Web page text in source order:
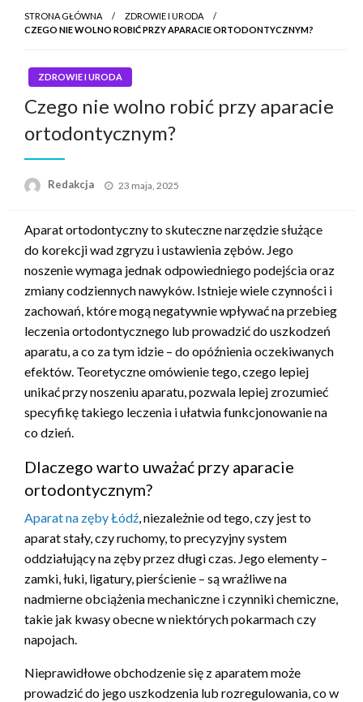
STRONA GŁÓWNA
ZDROWIE I URODA
CZEGO NIE WOLNO ROBIĆ PRZY APARACIE ORTODONTYCZNYM?
ZDROWIE I URODA
Czego nie wolno robić przy aparacie
ortodontycznym?
Redakcja Napisano
23 maja, 2025
Aparat ortodontyczny to skuteczne narzędzie służące
do korekcji wad zgryzu i ustawienia zębów. Jego
noszenie wymaga jednak odpowiedniego podejścia oraz
zmiany codziennych nawyków. Istnieje wiele czynności i
zachowań, które mogą negatywnie wpływać na przebieg
leczenia ortodontycznego lub prowadzić do uszkodzeń
aparatu, a co za tym idzie – do opóźnienia oczekiwanych
efektów. Teoretyczne omówienie tego, czego lepiej
unikać przy noszeniu aparatu, pozwala lepiej zrozumieć
specyfikę takiego leczenia i ułatwia funkcjonowanie na
co dzień.
Dlaczego warto uważać przy aparacie
ortodontycznym?
Aparat na zęby Łódź, niezależnie od tego, czy jest to
aparat stały, czy ruchomy, to precyzyjny system
oddziałujący na zęby przez długi czas. Jego elementy –
zamki, łuki, ligatury, pierścienie – są wrażliwe na
nadmierne obciążenia mechaniczne i czynniki chemiczne,
takie jak kwasy obecne w niektórych pokarmach czy
napojach.
Nieprawidłowe obchodzenie się z aparatem może
prowadzić do jego uszkodzenia lub rozregulowania, co w